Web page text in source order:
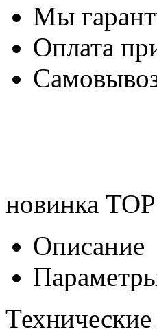
Мы
Оплата
новинка TOP
Описание